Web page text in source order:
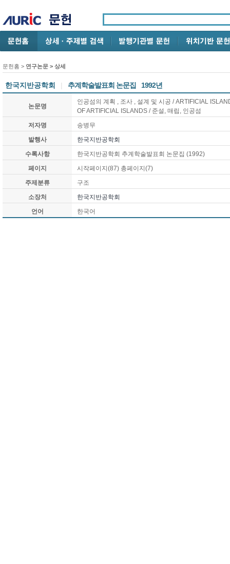
문헌홈 > 연구논문 > 상세
한국지반공학회 | 추계학술발표회 논문집 1992년
논문명
인공섬의 계획 , 조사 , 설계 및 시공 / ARTIFICIAL
OF ARTIFICIAL ISLANDS / 준설, 매립, 인공섬
저자명
송병무
발행사
한국지반공학회
수록사항
한국지반공학회 추계학술발표회 논문집 (1992)
페이지
시작페이지(87) 총페이지(7)
주제분류
구조
소장처
한국지반공학회
언어
한국어